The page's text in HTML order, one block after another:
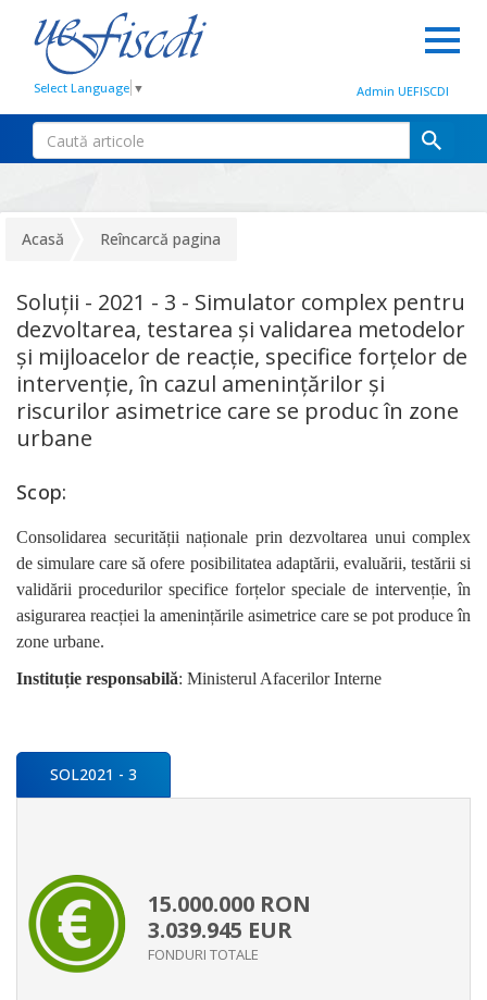
Select Language ▼ Admin UEFISCDI
Acasă Reîncarcă pagina
Soluţii - 2021 - 3 - Simulator complex pentru
dezvoltarea, testarea și validarea metodelor
și mijloacelor de reacție, specifice forțelor de
intervenție, în cazul amenințărilor și
riscurilor asimetrice care se produc în zone
urbane
Scop:
Consolidarea securității naționale prin dezvoltarea unui complex
de simulare care să ofere posibilitatea adaptării, evaluării, testării si
validării procedurilor specifice forțelor speciale de intervenție, în
asigurarea reacției la amenințările asimetrice care se pot produce în
zone urbane.
Instituție responsabilă: Ministerul Afacerilor Interne
SOL2021 - 3
15.000.000 RON
3.039.945 EUR
FONDURI TOTALE